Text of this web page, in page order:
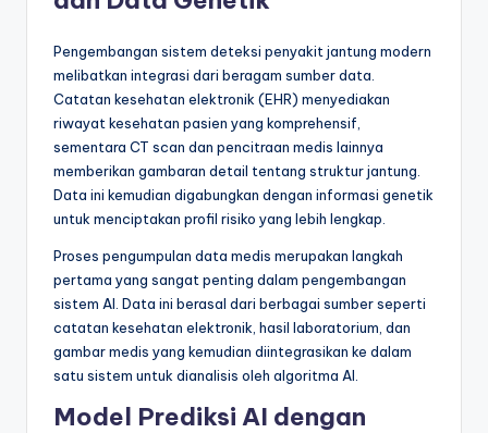
Pengembangan sistem deteksi penyakit jantung modern
melibatkan integrasi dari beragam sumber data.
Catatan kesehatan elektronik (EHR) menyediakan
riwayat kesehatan pasien yang komprehensif,
sementara CT scan dan pencitraan medis lainnya
memberikan gambaran detail tentang struktur jantung.
Data ini kemudian digabungkan dengan informasi genetik
untuk menciptakan profil risiko yang lebih lengkap.
Proses pengumpulan data medis merupakan langkah
pertama yang sangat penting dalam pengembangan
sistem AI. Data ini berasal dari berbagai sumber seperti
catatan kesehatan elektronik, hasil laboratorium, dan
gambar medis yang kemudian diintegrasikan ke dalam
satu sistem untuk dianalisis oleh algoritma AI.
Model Prediksi AI dengan